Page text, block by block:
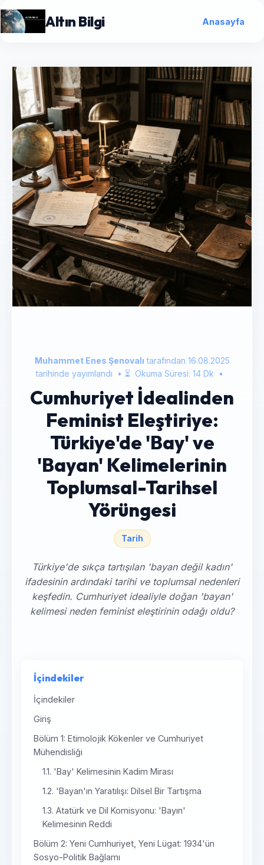
Altın Bilgi Anasayfa
Muhammet Enes Şenovalı tarafından 16.08.2025
tarihinde yayımlandı
• ⏳ Okuma Süresi: 14 Dk •
Cumhuriyet İdealinden
Feminist Eleştiriye:
Türkiye'de 'Bay' ve
'Bayan' Kelimelerinin
Toplumsal-Tarihsel
Yörüngesi
Tarih
Türkiye'de sıkça tartışılan 'bayan değil kadın'
ifadesinin ardındaki tarihi ve toplumsal nedenleri
keşfedin. Cumhuriyet idealiyle doğan 'bayan'
kelimesi neden feminist eleştirinin odağı oldu?
İçindekiler
İçindekiler
Giriş
Bölüm 1: Etimolojik Kökenler ve Cumhuriyet
Mühendisliği
1.1. 'Bay' Kelimesinin Kadim Mirası
1.2. 'Bayan'ın Yaratılışı: Dilsel Bir Tartışma
1.3. Atatürk ve Dil Komisyonu: 'Bayın'
Kelimesinin Reddi
Bölüm 2: Yeni Cumhuriyet, Yeni Lügat: 1934'ün
Sosyo-Politik Bağlamı